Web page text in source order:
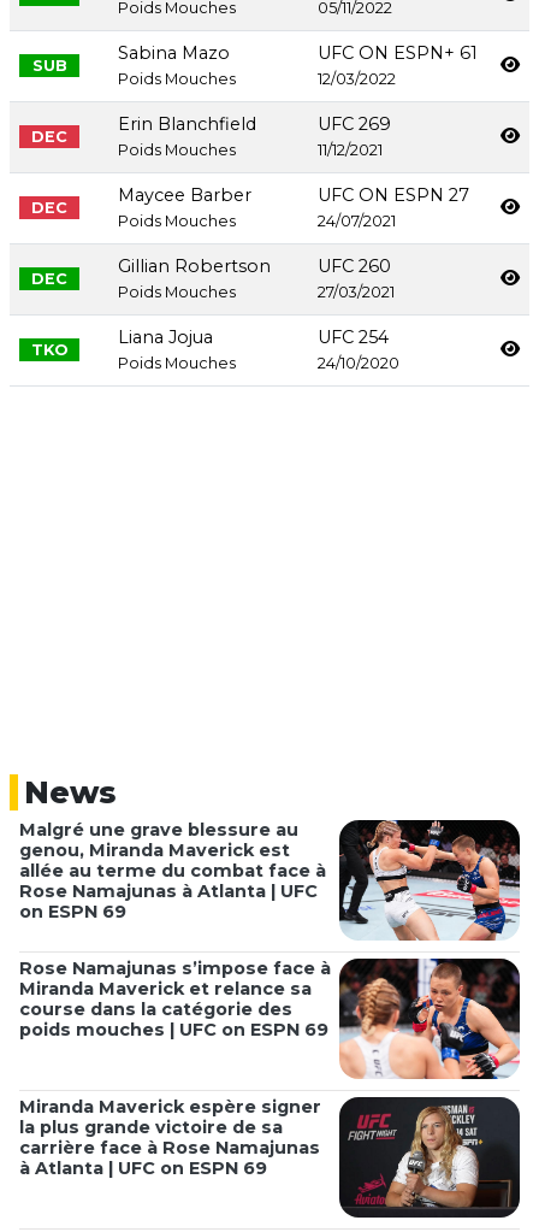
Poids Mouches 05/11/2022
SUB
Sabina Mazo
Poids Mouches
UFC ON ESPN+ 61
12/03/2022
DEC
Erin Blanchfield
Poids Mouches
UFC 269
11/12/2021
DEC
Maycee Barber
Poids Mouches
UFC ON ESPN 27
24/07/2021
DEC
Gillian Robertson
Poids Mouches
UFC 260
27/03/2021
TKO
Liana Jojua
Poids Mouches
UFC 254
24/10/2020
News
Malgré une grave blessure au
genou, Miranda Maverick est
allée au terme du combat face à
Rose Namajunas à Atlanta | UFC
on ESPN 69
Rose Namajunas s’impose face à
Miranda Maverick et relance sa
course dans la catégorie des
poids mouches | UFC on ESPN 69
Miranda Maverick espère signer
la plus grande victoire de sa
carrière face à Rose Namajunas
à Atlanta | UFC on ESPN 69